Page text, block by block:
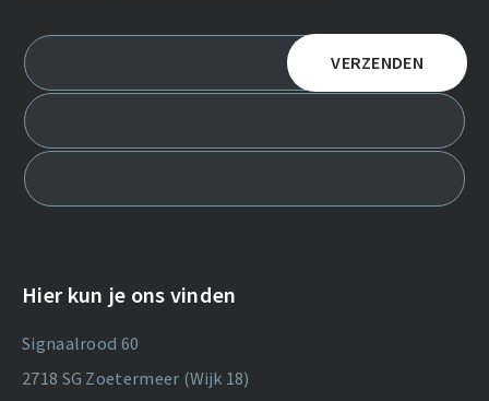
Hier kun je ons vinden
Signaalrood 60
2718 SG Zoetermeer (Wijk 18)